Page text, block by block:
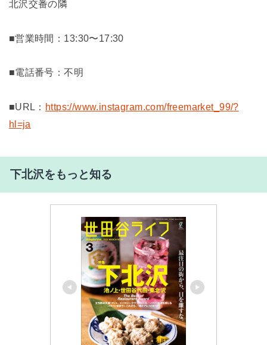
北沢交番の隣
■営業時間：13:30〜17:30
■電話番号：不明
■URL： https://www.instagram.com/freemarket_99/?
hl=ja
下北沢をもっと知る